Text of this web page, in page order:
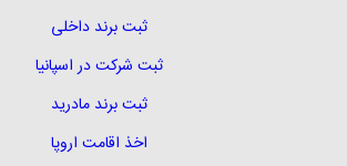
ثبت برند داخلی
ثبت شرکت در اسپانیا
ثبت برند مادرید
اخذ اقامت اروپا